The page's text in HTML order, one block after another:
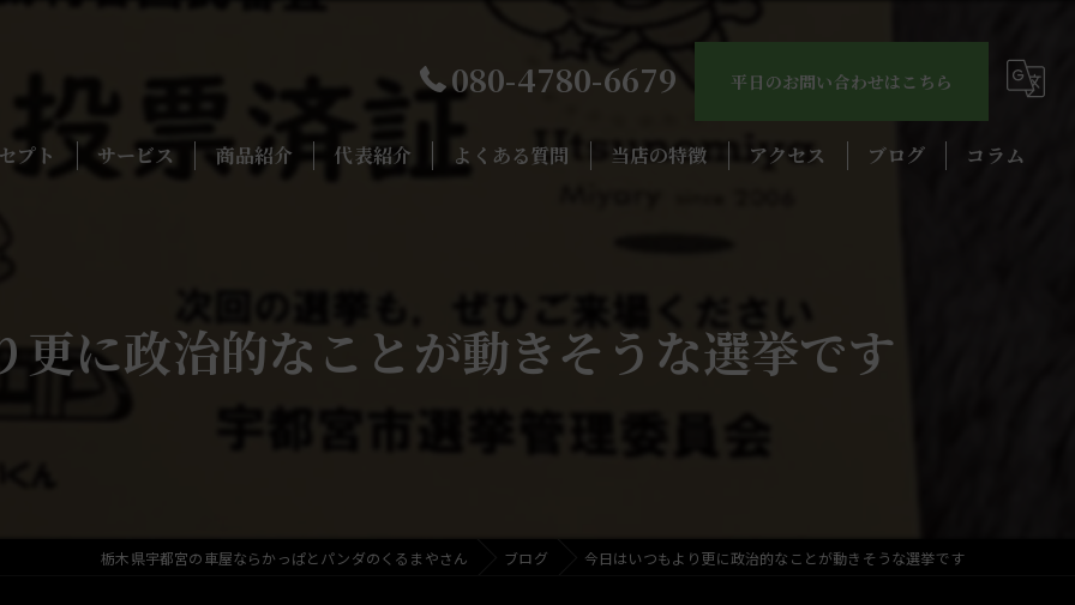
080-4780-6679 平日のお問い合わせはこちら
プト サービス 商品紹介 代表紹介 よくある質問 当店の特徴
交換
アクセス ブログ コラム
更に政治的なことが動きそうな選挙です
栃木県宇都宮の車屋ならかっぱとパンダのくるまやさん ブログ 今日はいつもより更に政治的なことが動きそうな選挙です